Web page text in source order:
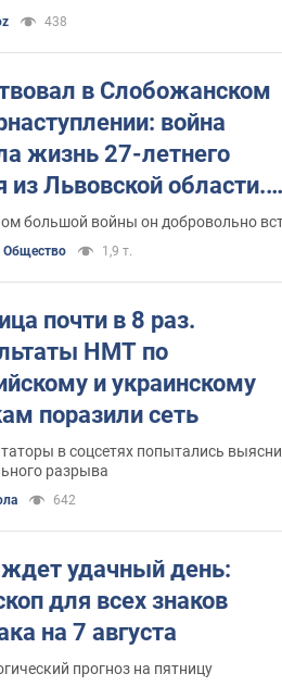
438
в Слобожанском
война
жизнь 27-летнего
из Львовской области.
большой войны он добровольно
Общество 1,9 т.
почти в 8 раз.
НМТ по
и украинскому
поразили сеть
в соцсетях попытались
разрыва
642
ждет удачный день:
для всех знаков
на 7 августа
прогноз на пятницу